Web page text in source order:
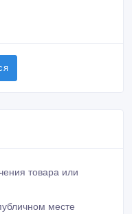
товара или
месте